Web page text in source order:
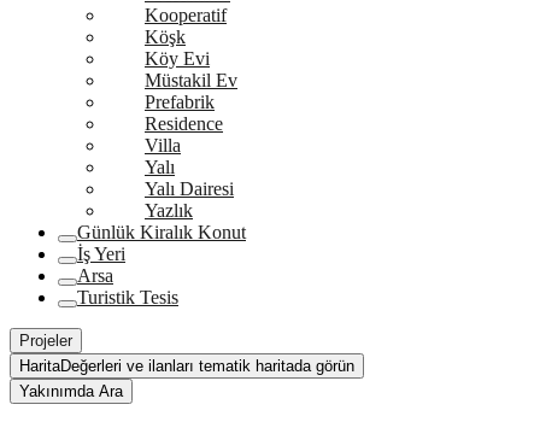
Kooperatif
Köşk
Köy Evi
Müstakil Ev
Prefabrik
Residence
Villa
Yalı
Yalı Dairesi
Yazlık
Günlük Kiralık Konut
İş Yeri
Arsa
Turistik Tesis
Projeler
HaritaDeğerleri ve ilanları tematik haritada görün
Yakınımda Ara